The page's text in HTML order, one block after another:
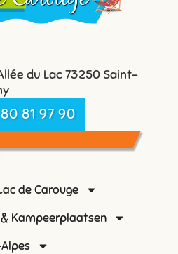
du Lac 73250 Saint-
81 97 90
de Carouge
Kampeerplaatsen